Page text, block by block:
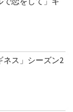
恋をして」キ
ス」シーズン2